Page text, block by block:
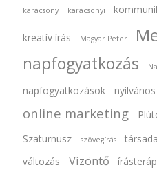
karácsony karácsonyi
kreatív írás Magyar Péter
napfogyatkozás
napfogyatkozások
online marketing
Szaturnusz szövegírás
változás
Vízöntő